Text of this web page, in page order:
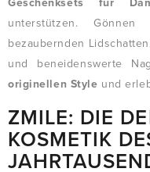
Geschenksets für
unterstützen.
bezaubernden
und beneidenswerte
originellen Style und
ZMILE: DIE
KOSMETIK